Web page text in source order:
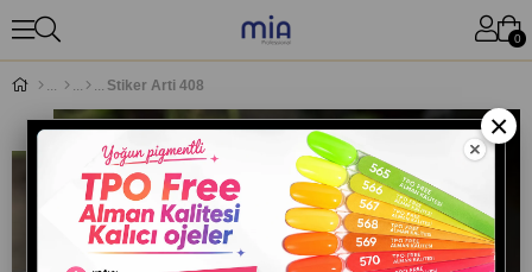
0
Stiker Arti 408
×